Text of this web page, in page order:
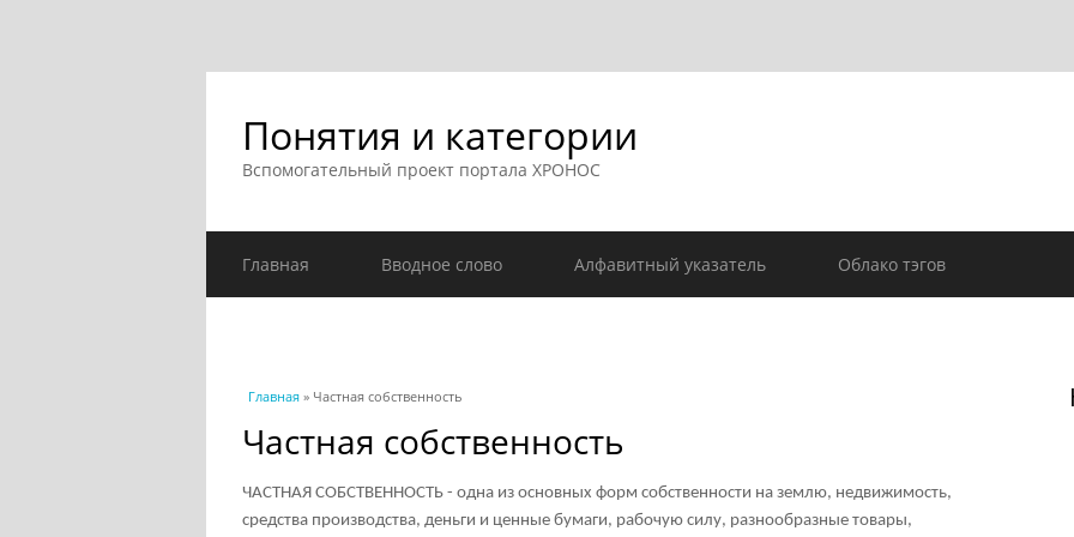
Понятия и категории
Вспомогательный проект портала ХРОНОС
Главная Вводное слово Алфавитный указатель Облако тэгов
Вы здесь
Главная » Частная собственность
Частная собственность
ЧАСТНАЯ СОБСТВЕННОСТЬ - одна из основных форм собственности на землю, недвижимость,
средства производства, деньги и ценные бумаги, рабочую силу, разнообразные товары,